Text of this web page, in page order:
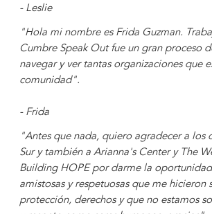
- Leslie
"Hola mi nombre es Frida Guzman.
Cumbre Speak Out fue un gran proceso
navegar y ver tantas organizaciones que
comunidad".
- Frida
"Antes que nada, quiero agradecer a
Sur y también a Arianna's Center y The
Building HOPE por darme la
amistosas y respetuosas que me
protección, derechos y que no estamos